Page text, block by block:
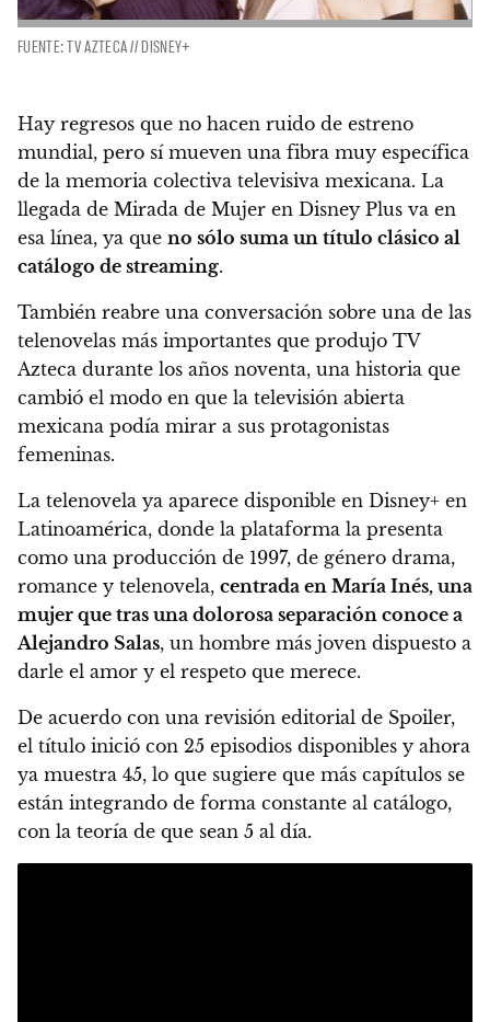
FUENTE: TV AZTECA // DISNEY+
Hay regresos que no hacen ruido de estreno
mundial, pero sí mueven una fibra muy específica
de la memoria colectiva televisiva mexicana. La
llegada de Mirada de Mujer en Disney Plus va en
esa línea, ya que no sólo suma un título clásico al
catálogo de streaming.
También reabre una conversación sobre una de las
telenovelas más importantes que produjo TV
Azteca durante los años noventa, una historia que
cambió el modo en que la televisión abierta
mexicana podía mirar a sus protagonistas
femeninas.
La telenovela ya aparece disponible en Disney+ en
Latinoamérica, donde la plataforma la presenta
como una producción de 1997, de género drama,
romance y telenovela, centrada en María Inés, una
mujer que tras una dolorosa separación conoce a
Alejandro Salas, un hombre más joven dispuesto a
darle el amor y el respeto que merece.
De acuerdo con una revisión editorial de Spoiler,
el título inició con 25 episodios disponibles y ahora
ya muestra 45, lo que sugiere que más capítulos se
están integrando de forma constante al catálogo,
con la teoría de que sean 5 al día.